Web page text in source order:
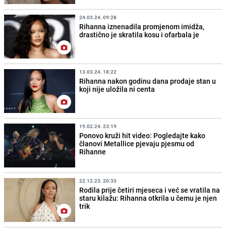
24.03.24. 09:28
Rihanna iznenadila promjenom imidža,
drastično je skratila kosu i ofarbala je
13.03.24. 18:22
Rihanna nakon godinu dana prodaje stan u
koji nije uložila ni centa
19.02.24. 23:19
Ponovo kruži hit video: Pogledajte kako
članovi Metallice pjevaju pjesmu od
Rihanne
22.12.23. 20:33
Rodila prije četiri mjeseca i već se vratila na
staru kilažu: Rihanna otkrila u čemu je njen
trik